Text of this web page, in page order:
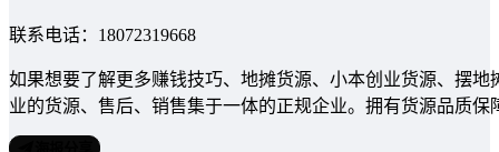
联系电话：18072319668
如果想要了解更多赚钱技巧、地摊货源、小本创业货源、摆
业的货源、售后、销售集于一体的正规企业。拥有货源品质